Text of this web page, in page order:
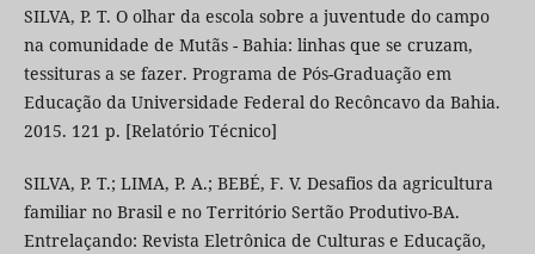
SILVA, P. T. O olhar da escola sobre a juventude do campo
na comunidade de Mutãs - Bahia: linhas que se cruzam,
tessituras a se fazer. Programa de Pós-Graduação em
Educação da Universidade Federal do Recôncavo da Bahia.
2015. 121 p. [Relatório Técnico]
SILVA, P. T.; LIMA, P. A.; BEBÉ, F. V. Desafios da agricultura
familiar no Brasil e no Território Sertão Produtivo-BA.
Entrelaçando: Revista Eletrônica de Culturas e Educação,